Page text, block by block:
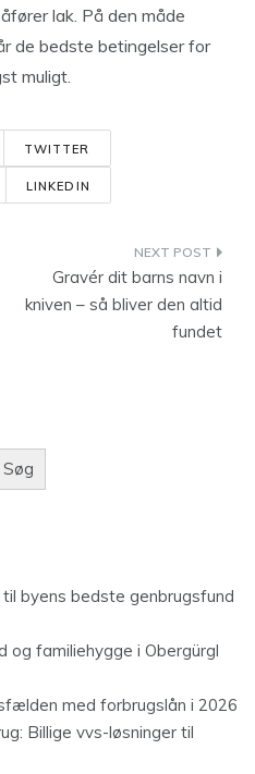
lak. På den måde
de bedste betingelser for
muligt.
TWITTER
LINKEDIN
Gravér dit barns navn i
kniven – så bliver den altid
fundet
Søg
byens bedste genbrugsfund
og familiehygge i Obergürgl
med forbrugslån i 2026
Billige vvs-løsninger til